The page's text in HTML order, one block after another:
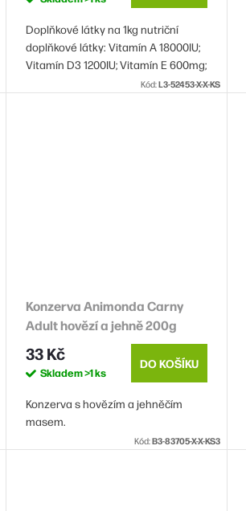
Doplňkové látky na 1kg nutriční
doplňkové látky: Vitamín A 18000IU;
Vitamín D3 1200IU; Vitamín E 600mg;
Vitamín C 300mg; Niacin 150mg;
Kód:L3-52453-X-X-KS
Konzerva Animonda Carny
Adult hovězí a jehně 200g
33 Kč
Skladem>1 ks
DO KOŠÍKU
Konzerva s hovězím a jehněčím
masem.
Kód:B3-83705-X-X-KS3